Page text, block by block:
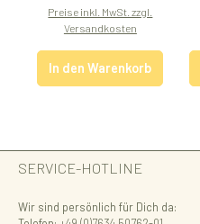
Preise inkl. MwSt. zzgl.
Versandkosten
In den Warenkorb
SERVICE-HOTLINE
Wir sind persönlich für Dich da: